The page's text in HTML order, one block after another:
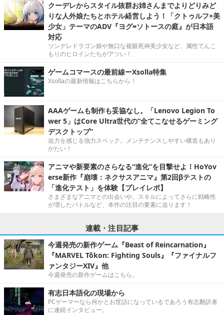
クーデレからスタイル抜群お姉さんまでよりどりみど
りな人外娘たちとホテル経営しよう！「クトゥルフ×美
少女」テーマのADV『ヨグ=ソトースの庭』が日本語
対応
ツンデレドラゴン娘や無口な複眼死神美少女など、属性てんこ
もりのヒロインたちがアツい！
ゲームコマースの最前線ーXsolla特集
Xsollaの最新情報はこちらから！
AAAゲームも制作も妥協なし。「Lenovo Legion To
wer 5」はCore Ultra世代の“全てこなせるゲーミング
デスクトップ”
迫力を感じる強力スペック。メンテナンスしやすい構造もあり
がたい！
アニマや新要素のさらなる“進化”を目撃せよ！HoYov
erse新作『崩壊：ネクサスアニマ』第2回βテストの
「進化テスト」を体験【プレイレポ】
さまざまなアニマとの出会いや、スキルによってさらに戦略性
が増したバトルなど、本作の注目の要素に迫ります！
連載・注目記事
今週発売の新作ゲーム『Beast of Reincarnation』
『MARVEL Tōkon: Fighting Souls』『ファイナルフ
ァンタジーXIV』他
今週発売の新作ゲームはこちら。
有志日本語化の現場から
PCゲーマーなら何かとお世話になっているであろう有志翻訳者
に連続インタビュー。